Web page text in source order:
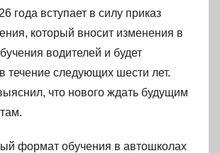
года вступает в силу приказ
который вносит изменения в
водителей и будет
течение следующих шести лет.
что нового ждать будущим
формат обучения в автошколах